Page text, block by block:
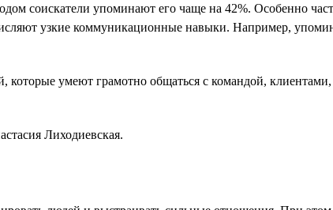
соискатели упоминают его чаще на 42%. Особенно
узкие коммуникационные навыки. Например,
умеют грамотно общаться с командой,
Лиходиевская.